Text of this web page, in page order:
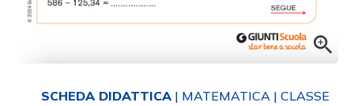
SCHEDA DIDATTICA| MATEMATICA | CLASSE